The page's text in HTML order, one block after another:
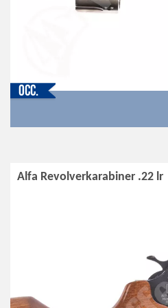
Occ.
Alfa Revolverkarabiner .22 lr